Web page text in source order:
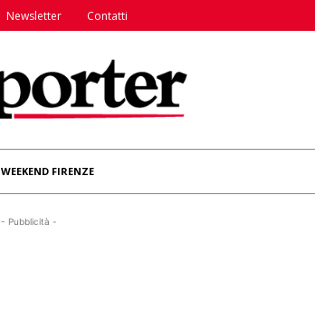
Newsletter Contatti
WEEKEND FIRENZE
- Pubblicità -